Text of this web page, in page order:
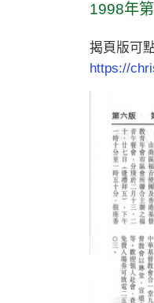
1998年
揭頁版可
https://